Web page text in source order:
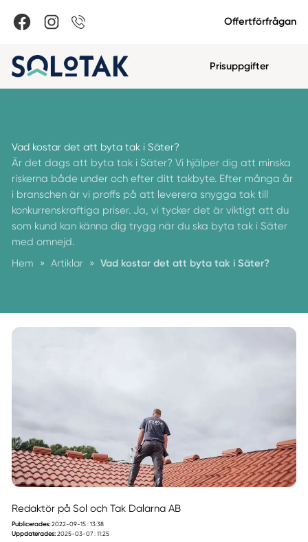
Offertförfrågan
Prisuppgifter
Vad kostar det att byta tak i Säter?
Är det dags att byta tak i Säter? Vi hjälper dig att minska
riskerna både under och efter ditt takbyte. Efter många år
i branschen är vi proffs på att leverera snygga tak till
konkurrenskraftiga priser. Ja, vi tycker det är viktigt att du
som kund kan känna dig trygg när du ska byta tak i Säter
med omnejd.
Hem
» Artiklar » Vad kostar det att byta tak i Säter?
Redaktör på Sol och Tak Dalarna AB
Publicerades: 2022-09-15 : 13:38
Uppdaterades: 2025-03-07 : 11:25